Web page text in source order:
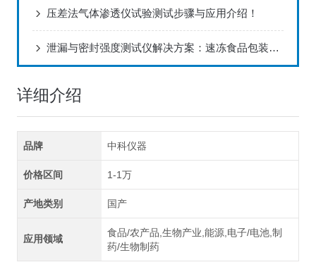
压差法气体渗透仪试验测试步骤与应用介绍！
泄漏与密封强度测试仪解决方案：速冻食品包装运输破损问题诊断与改进
详细介绍
品牌 中科仪器
价格区间 1-1万
产地类别 国产
应用领域
食品/农产品,生物产业,能源,电子/电池,制
药/生物制药